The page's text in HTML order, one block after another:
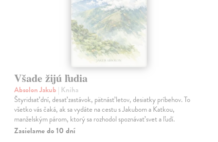
Všade žijú ľudia
Absolon Jakub | Kniha
Štyridsať dní, desať zastávok, pätnásť letov, desiatky príbehov. To
všetko vás čaká, ak sa vydáte na cestu s Jakubom a Katkou,
manželským párom, ktorý sa rozhodol spoznávať svet a ľudí.
Zasielame do 10 dní